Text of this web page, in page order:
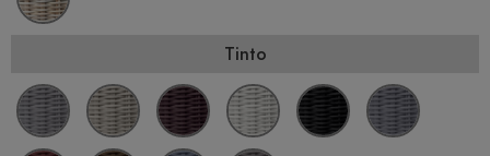
Tinto